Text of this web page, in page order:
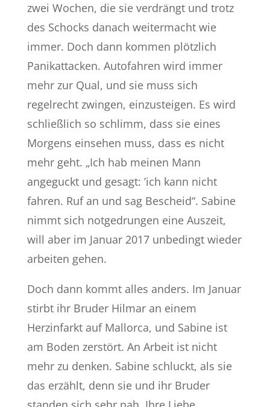
zwei Wochen, die sie verdrängt und trotz
des Schocks danach weitermacht wie
immer. Doch dann kommen plötzlich
Panikattacken. Autofahren wird immer
mehr zur Qual, und sie muss sich
regelrecht zwingen, einzusteigen. Es wird
schließlich so schlimm, dass sie eines
Morgens einsehen muss, dass es nicht
mehr geht. „Ich hab meinen Mann
angeguckt und gesagt: ’ich kann nicht
fahren. Ruf an und sag Bescheid“. Sabine
nimmt sich notgedrungen eine Auszeit,
will aber im Januar 2017 unbedingt wieder
arbeiten gehen.
Doch dann kommt alles anders. Im Januar
stirbt ihr Bruder Hilmar an einem
Herzinfarkt auf Mallorca, und Sabine ist
am Boden zerstört. An Arbeit ist nicht
mehr zu denken. Sabine schluckt, als sie
das erzählt, denn sie und ihr Bruder